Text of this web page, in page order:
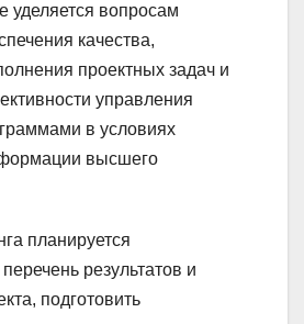
уделяется вопросам
качества,
проектных задач и
управления
в условиях
высшего
планируется
результатов и
подготовить